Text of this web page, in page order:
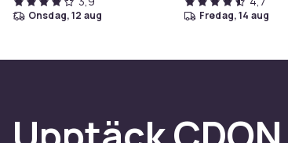
onsdag, 12 aug fredag, 14 aug